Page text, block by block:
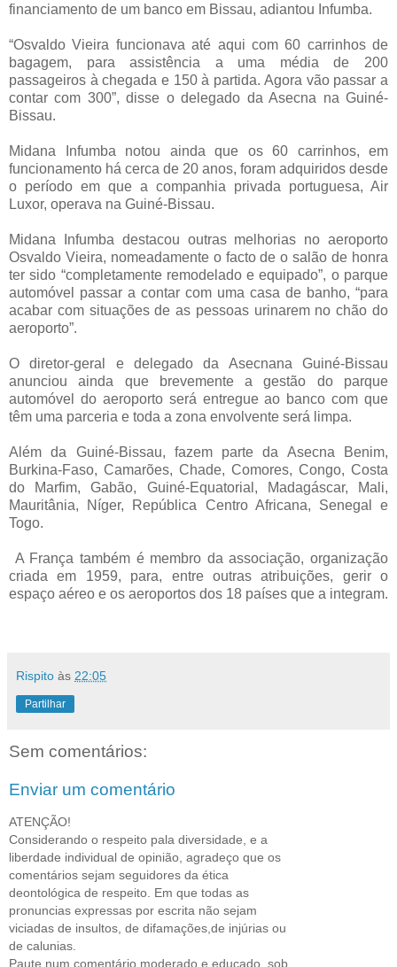
financiamento de um banco em Bissau, adiantou Infumba.
“Osvaldo Vieira funcionava até aqui com 60 carrinhos de
bagagem, para assistência a uma média de 200
passageiros à chegada e 150 à partida. Agora vão passar a
contar com 300”, disse o delegado da Asecna na Guiné-
Bissau.
Midana Infumba notou ainda que os 60 carrinhos, em
funcionamento há cerca de 20 anos, foram adquiridos desde
o período em que a companhia privada portuguesa, Air
Luxor, operava na Guiné-Bissau.
Midana Infumba destacou outras melhorias no aeroporto
Osvaldo Vieira, nomeadamente o facto de o salão de honra
ter sido “completamente remodelado e equipado”, o parque
automóvel passar a contar com uma casa de banho, “para
acabar com situações de as pessoas urinarem no chão do
aeroporto”.
O diretor-geral e delegado da Asecnana Guiné-Bissau
anunciou ainda que brevemente a gestão do parque
automóvel do aeroporto será entregue ao banco com que
têm uma parceria e toda a zona envolvente será limpa.
Além da Guiné-Bissau, fazem parte da Asecna Benim,
Burkina-Faso, Camarões, Chade, Comores, Congo, Costa
do Marfim, Gabão, Guiné-Equatorial, Madagáscar, Mali,
Mauritânia, Níger, República Centro Africana, Senegal e
Togo.
A França também é membro da associação, organização
criada em 1959, para, entre outras atribuições, gerir o
espaço aéreo e os aeroportos dos 18 países que a integram.
Rispito às 22:05
Partilhar
Sem comentários:
Enviar um comentário
ATENÇÃO!
Considerando o respeito pala diversidade, e a
liberdade individual de opinião, agradeço que os
comentários sejam seguidores da ética
deontológica de respeito. Em que todas as
pronuncias expressas por escrita não sejam
viciadas de insultos, de difamações,de injúrias ou
de calunias.
Paute num comentário moderado e educado, sob